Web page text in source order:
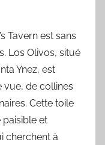
Tavern est sans
Los Olivos, situé
Ynez, est
vue, de collines
Cette toile
et
cherchent à